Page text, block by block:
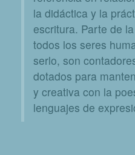
la didáctica y la
escritura. Parte de
todos los seres
serlo, son
dotados para
y creativa con la
lenguajes de